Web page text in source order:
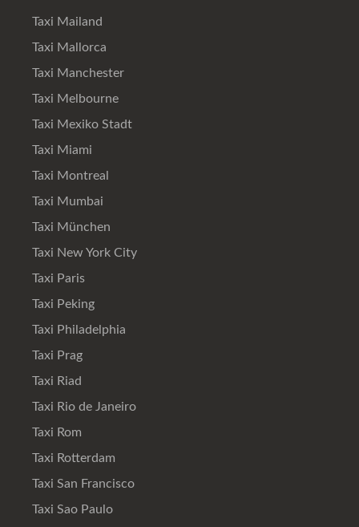
Taxi Mailand
Taxi Mallorca
Taxi Manchester
Taxi Melbourne
Taxi Mexiko Stadt
Taxi Miami
Taxi Montreal
Taxi Mumbai
Taxi München
Taxi New York City
Taxi Paris
Taxi Peking
Taxi Philadelphia
Taxi Prag
Taxi Riad
Taxi Rio de Janeiro
Taxi Rom
Taxi Rotterdam
Taxi San Francisco
Taxi Sao Paulo